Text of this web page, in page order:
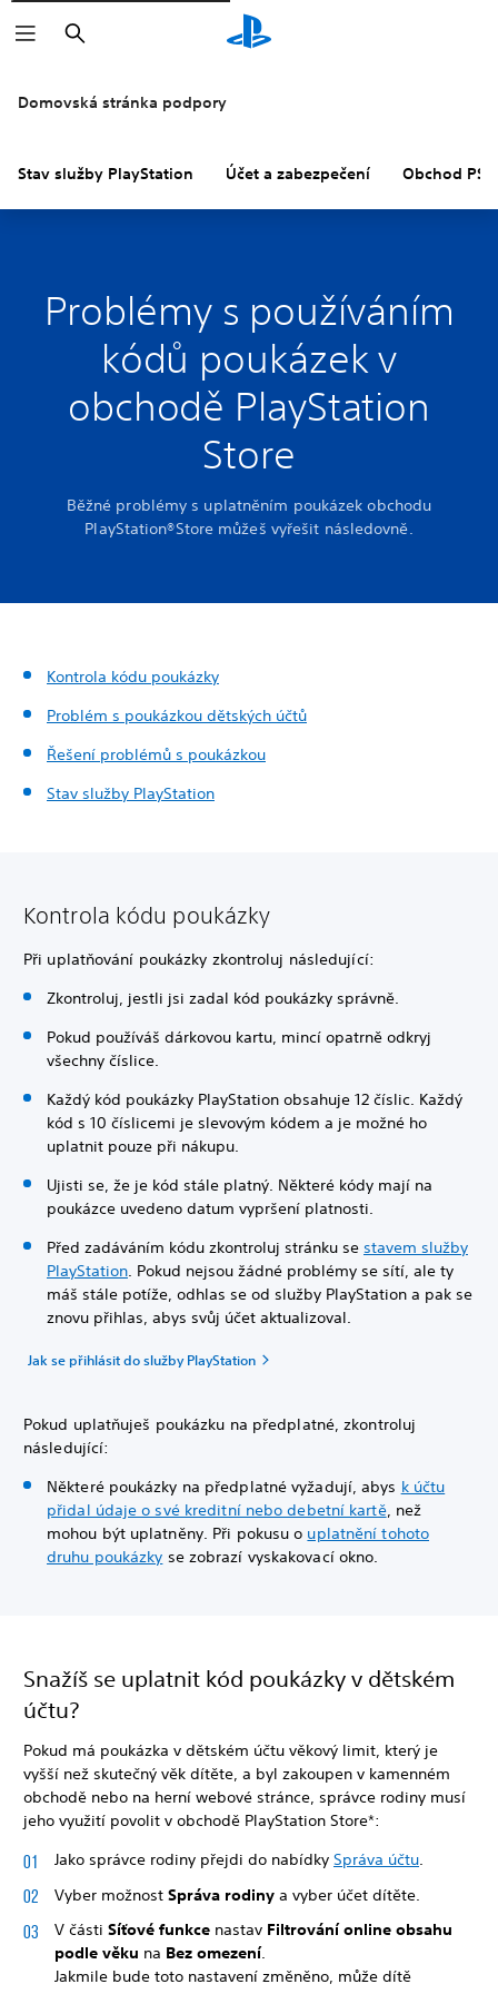
Vyhledat
Domovská stránka podpory
Stav služby PlayStation Účet a zabezpečení Obchod PS
Problémy s používáním
kódů poukázek v
obchodě PlayStation
Store
Běžné problémy s uplatněním poukázek obchodu
PlayStation®Store můžeš vyřešit následovně.
Kontrola kódu poukázky
Problém s poukázkou dětských účtů
Řešení problémů s poukázkou
Stav služby PlayStation
Kontrola kódu poukázky
Při uplatňování poukázky zkontroluj následující:
Zkontroluj, jestli jsi zadal kód poukázky správně.
Pokud používáš dárkovou kartu, mincí opatrně odkryj
všechny číslice.
Každý kód poukázky PlayStation obsahuje 12 číslic. Každý
kód s 10 číslicemi je slevovým kódem a je možné ho
uplatnit pouze při nákupu.
Ujisti se, že je kód stále platný. Některé kódy mají na
poukázce uvedeno datum vypršení platnosti.
Před zadáváním kódu zkontroluj stránku se stavem služby
PlayStation. Pokud nejsou žádné problémy se sítí, ale ty
máš stále potíže, odhlas se od služby PlayStation a pak se
znovu přihlas, abys svůj účet aktualizoval.
Jak se přihlásit do služby PlayStation
Pokud uplatňuješ poukázku na předplatné, zkontroluj
následující:
Některé poukázky na předplatné vyžadují, abys k účtu
přidal údaje o své kreditní nebo debetní kartě, než
mohou být uplatněny. Při pokusu o uplatnění tohoto
druhu poukázky se zobrazí vyskakovací okno.
Snažíš se uplatnit kód poukázky v dětském
účtu?
Pokud má poukázka v dětském účtu věkový limit, který je
vyšší než skutečný věk dítěte, a byl zakoupen v kamenném
obchodě nebo na herní webové stránce, správce rodiny musí
jeho využití povolit v obchodě PlayStation Store*:
Jako správce rodiny přejdi do nabídky Správa účtu.
Vyber možnost Správa rodiny a vyber účet dítěte.
V části Síťové funkce nastav Filtrování online obsahu
podle věku na Bez omezení.
Jakmile bude toto nastavení změněno, může dítě